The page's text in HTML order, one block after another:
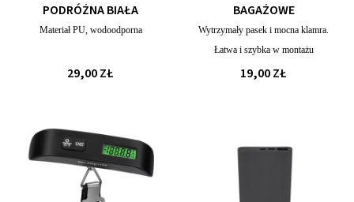
PODRÓŻNA BIAŁA
Materiał PU, wodoodporna
29,00 ZŁ
BAGAŻOWE
Wytrzymały pasek i mocna klamra.
Łatwa i szybka w montażu
19,00 ZŁ